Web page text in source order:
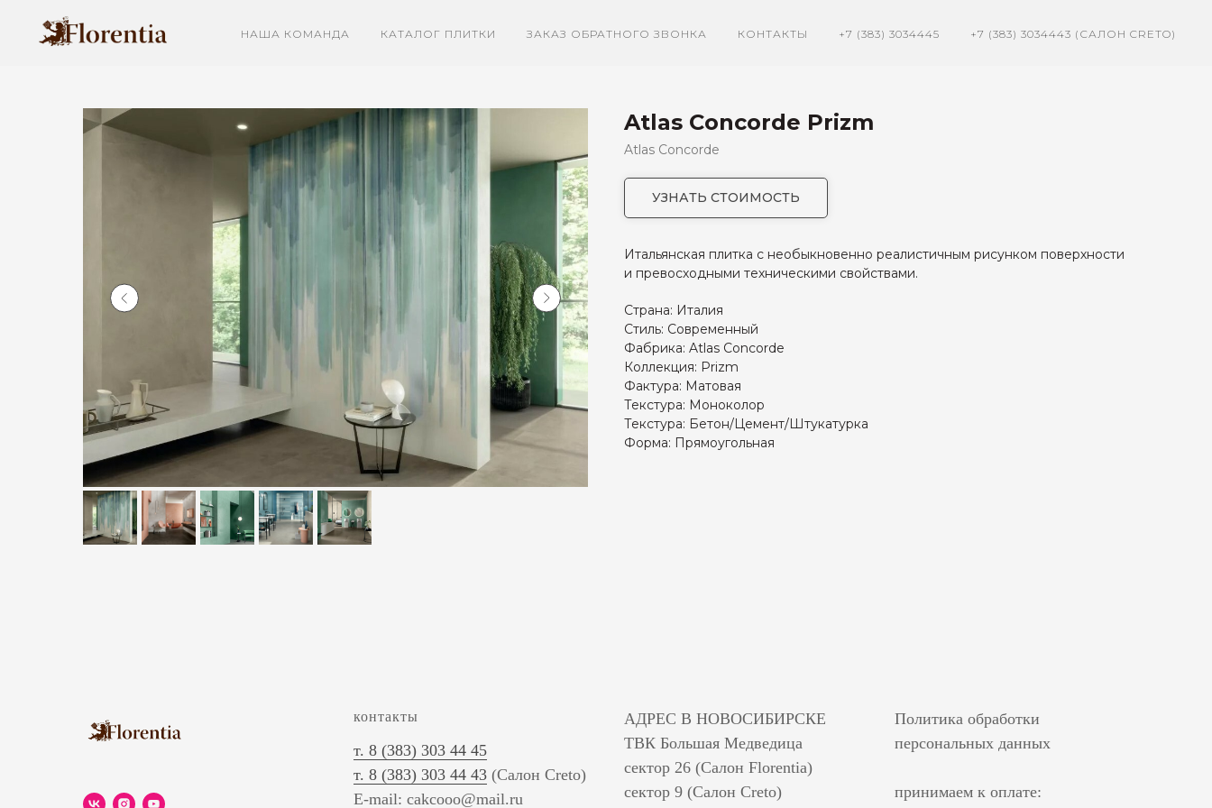
НАША КОМАНДА КАТАЛОГ ПЛИТКИ ЗАКАЗ ОБРАТНОГО ЗВОНКА КОНТАКТЫ +7 (383) 3034445 +7 (383) 3034443 (САЛОН CRETO)
Atlas Concorde Prizm
Atlas Concorde
УЗНАТЬ СТОИМОСТЬ
Итальянская плитка с необыкновенно реалистичным рисунком поверхности
и превосходными техническими свойствами.
Страна: Италия
Стиль: Современный
Фабрика: Atlas Concorde
Коллекция: Prizm
Фактура: Матовая
Текстура: Моноколор
Текстура: Бетон/Цемент/Штукатурка
Форма: Прямоугольная
контакты
т. 8 (383) 303 44 45
т. 8 (383) 303 44 43 (Салон Creto)
E-mail: cakcooo@mail.ru
АДРЕС В НОВОСИБИРСКЕ
ТВК Большая Медведица
сектор 26 (Салон Florentia)
сектор 9 (Салон Creto)
Политика обработки
персональных данных
принимаем к оплате: